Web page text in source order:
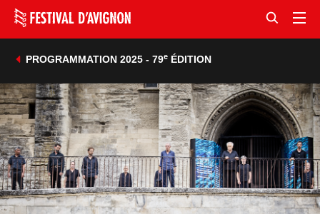
PROGRAMMATION 2025 - 79eÉDITION